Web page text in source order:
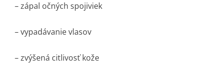
– zápal očných spojiviek
– vypadávanie vlasov
– zvýšená citlivosť kože